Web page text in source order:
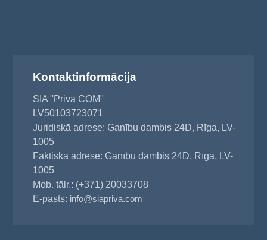
Kontaktinformācija
SIA "Priva COM"
LV50103723071
Juridiskā adrese: Ganību dambis 24D, Rīga, LV-
1005
Faktiskā adrese: Ganību dambis 24D, Rīga, LV-
1005
Mob. tālr.: (+371) 20033708
E-pasts: info@siapriva.com